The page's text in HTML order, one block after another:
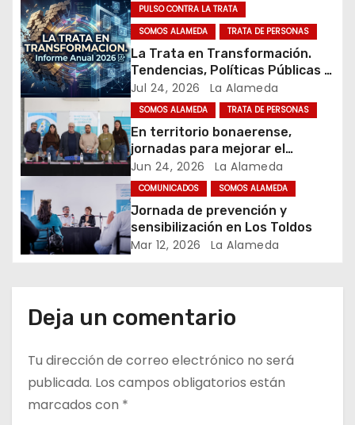
n
d
e
e
n
t
r
a
a
s
PULSO CONTRA LA TRATA
SOMOS ALAMEDA
TRATA DE PERSONAS
La Trata en Transformación.
Tendencias, Políticas Públicas y
Nuevos Desafíos. Argentina y el
Mundo – Julio 2026
Jul 24, 2026 La Alameda
SOMOS ALAMEDA TRATA DE PERSONAS
En territorio bonaerense,
jornadas para mejorar el
cuidado en comunidad
Jun 24, 2026 La Alameda
COMUNICADOS SOMOS ALAMEDA
Jornada de prevención y
sensibilización en Los Toldos
Mar 12, 2026 La Alameda
Deja un comentario
Tu dirección de correo electrónico no será
publicada. Los campos obligatorios están
marcados con *